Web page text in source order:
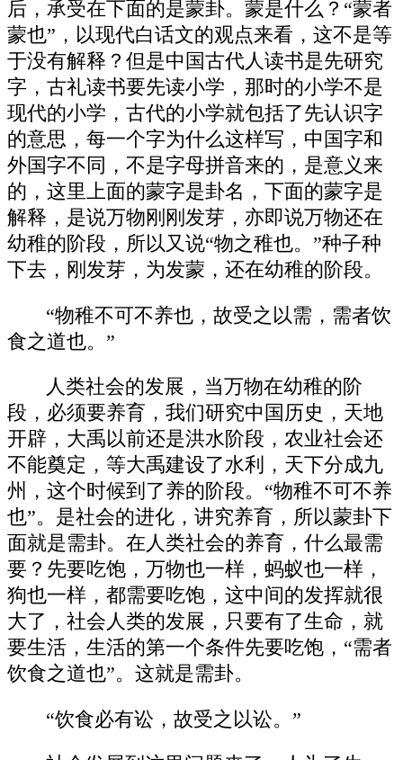
后，承受在下面的是蒙卦。蒙是什么？“蒙者
蒙也”，以现代白话文的观点来看，这不是等
于没有解释？但是中国古代人读书是先研究
字，古礼读书要先读小学，那时的小学不是
现代的小学，古代的小学就包括了先认识字
的意思，每一个字为什么这样写，中国字和
外国字不同，不是字母拼音来的，是意义来
的，这里上面的蒙字是卦名，下面的蒙字是
解释，是说万物刚刚发芽，亦即说万物还在
幼稚的阶段，所以又说“物之稚也。”种子种
下去，刚发芽，为发蒙，还在幼稚的阶段。
“物稚不可不养也，故受之以需，需者饮
食之道也。”
人类社会的发展，当万物在幼稚的阶
段，必须要养育，我们研究中国历史，天地
开辟，大禹以前还是洪水阶段，农业社会还
不能奠定，等大禹建设了水利，天下分成九
州，这个时候到了养的阶段。“物稚不可不养
也”。是社会的进化，讲究养育，所以蒙卦下
面就是需卦。在人类社会的养育，什么最需
要？先要吃饱，万物也一样，蚂蚁也一样，
狗也一样，都需要吃饱，这中间的发挥就很
大了，社会人类的发展，只要有了生命，就
要生活，生活的第一个条件先要吃饱，“需者
饮食之道也”。这就是需卦。
“饮食必有讼，故受之以讼。”